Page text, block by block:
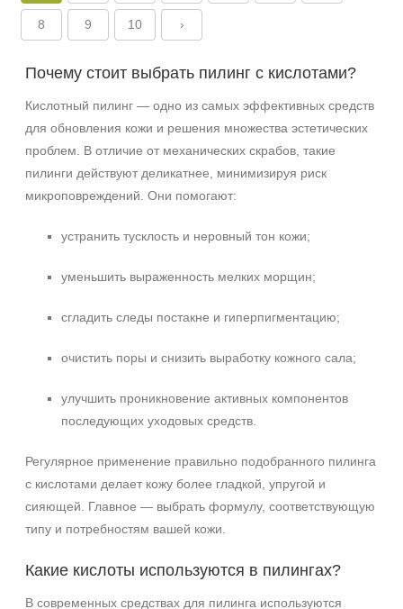
8 9 10 ›
Почему стоит выбрать пилинг с кислотами?
Кислотный пилинг — одно из самых эффективных средств
для обновления кожи и решения множества эстетических
проблем. В отличие от механических скрабов, такие
пилинги действуют деликатнее, минимизируя риск
микроповреждений. Они помогают:
устранить тусклость и неровный тон кожи;
уменьшить выраженность мелких морщин;
сгладить следы постакне и гиперпигментацию;
очистить поры и снизить выработку кожного сала;
улучшить проникновение активных компонентов
последующих уходовых средств.
Регулярное применение правильно подобранного пилинга
с кислотами делает кожу более гладкой, упругой и
сияющей. Главное — выбрать формулу, соответствующую
типу и потребностям вашей кожи.
Какие кислоты используются в пилингах?
В современных средствах для пилинга используются